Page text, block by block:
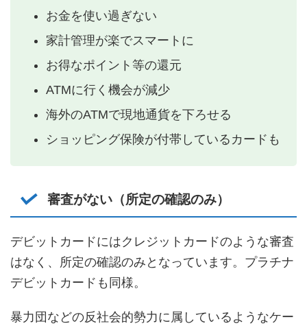
お金を使い過ぎない
家計管理が楽でスマートに
お得なポイント等の還元
ATMに行く機会が減少
海外のATMで現地通貨を下ろせる
ショッピング保険が付帯しているカードも
審査がない（所定の確認のみ）
デビットカードにはクレジットカードのような審査
はなく、所定の確認のみとなっています。プラチナ
デビットカードも同様。
暴力団などの反社会的勢力に属しているようなケー